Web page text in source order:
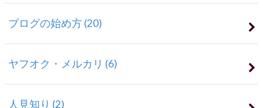
ブログの始め方(20)
ヤフオク・メルカリ (6)
人見知り (2)